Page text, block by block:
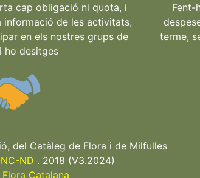
cap obligació ni quota, i
de les activitats,
en els nostres grups de
ho desitges
Fent-
terme,
del Catàleg de Flora i de Milfulles
ND . 2018 (V3.2024)
Catalana